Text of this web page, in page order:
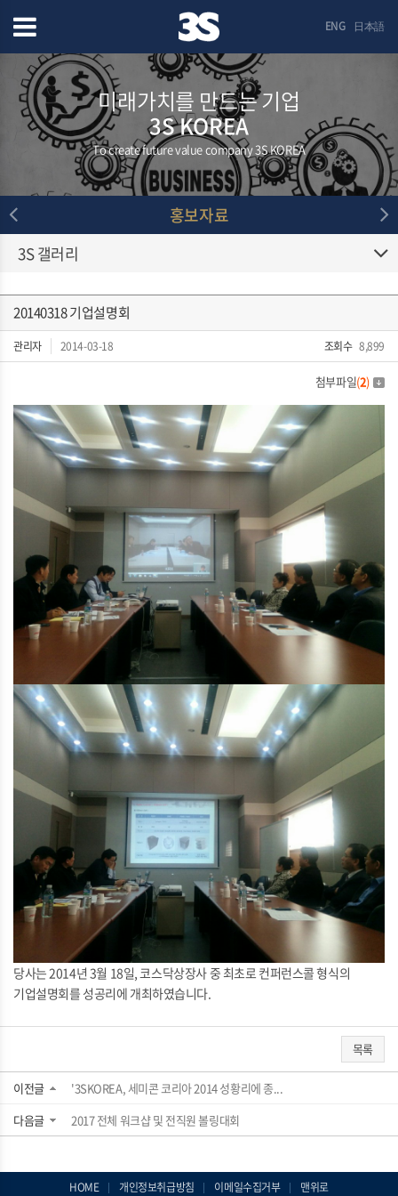
ENG 日本語
미래가치를 만드는 기업
3S KOREA
To create future value company 3S KOREA
홍보자료
3S 갤러리
20140318 기업설명회
관리자 2014-03-18 조회수 8,899
첨부파일(2)
당사는 2014년 3월 18일, 코스닥상장사 중 최초로 컨퍼런스콜 형식의
기업설명회를 성공리에 개최하였습니다.
목록
이전글
'3SKOREA, 세미콘 코리아 2014 성황리에 종...
다음글
2017 전체 워크샵 및 전직원 볼링대회
HOME 개인정보취급방침 이메일수집거부 맨위로